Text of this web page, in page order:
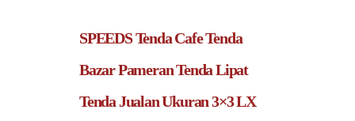
SPEEDS Tenda Cafe Tenda
Bazar Pameran Tenda Lipat
Tenda Jualan Ukuran 3×3 LX